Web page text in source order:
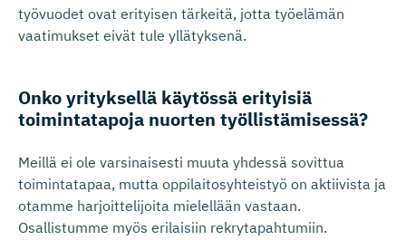
työvuodet ovat erityisen tärkeitä, jotta työelämän
vaatimukset eivät tule yllätyksenä.
Onko yrityksellä käytössä erityisiä
toimintatapoja nuorten työllistä­misessä?
Meillä ei ole varsinaisesti muuta yhdessä sovittua
toimintatapaa, mutta oppilaitosyhteistyö on aktiivista ja
otamme harjoittelijoita mielellään vastaan.
Osallistumme myös erilaisiin rekrytapahtumiin.